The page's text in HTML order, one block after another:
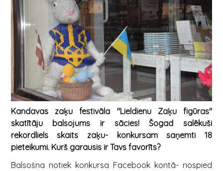
Kandavas zaķu festivāla "Lieldienu Zaķu figūras"
skatītāju balsojums ir sācies! Šogad salēkuši
rekordliels skaits zaķu- konkursam saņemti 18
pieteikumi. Kurš garausis ir Tavs favorīts?
Balsošna notiek konkursa Facebook kontā- nospied